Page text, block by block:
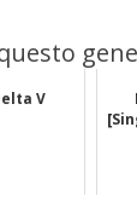
V